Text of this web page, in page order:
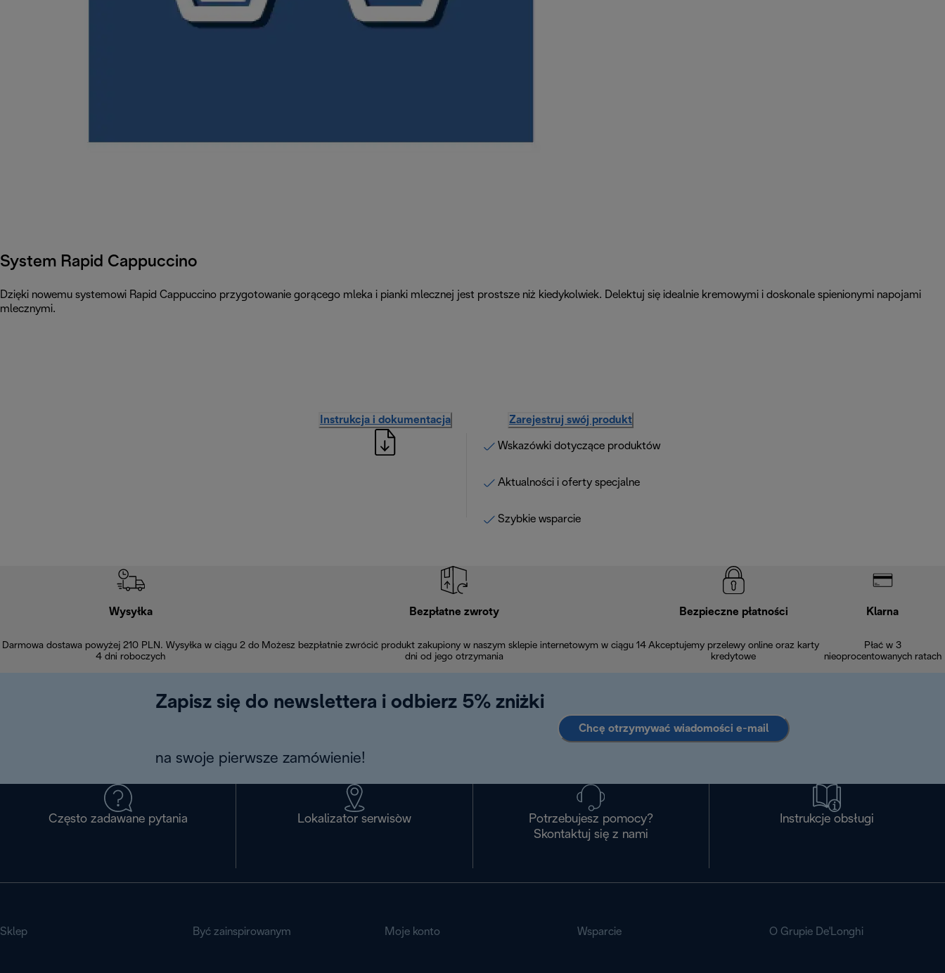
System Rapid Cappuccino
Dzięki nowemu systemowi Rapid Cappuccino przygotowanie gorącego mleka i pianki mlecznej jest prostsze niż kiedykolwiek. Delektuj się idealnie kremowymi i doskonale spienionymi napojami
mlecznymi.
Instrukcja i dokumentacja Zarejestruj swój produkt
Wskazówki dotyczące produktów
Aktualności i oferty specjalne
Szybkie wsparcie
Wysyłka
Darmowa dostawa powyżej 210 PLN. Wysyłka w ciągu 2 do
4 dni roboczych
Bezpłatne zwroty
Możesz bezpłatnie zwrócić produkt zakupiony w naszym sklepie internetowym w ciągu 14
dni od jego otrzymania
Bezpieczne płatności
Akceptujemy przelewy online oraz karty
kredytowe
Klarna
Płać w 3
nieoprocentowanych ratach
Zapisz się do newslettera i odbierz 5% zniżki
na swoje pierwsze zamówienie!
Chcę otrzymywać wiadomości e-mail
Często zadawane pytania Lokalizator serwisòw
Potrzebujesz pomocy?
Skontaktuj się z nami
Instrukcje obsługi
Sklep Być zainspirowanym Moje konto Wsparcie O Grupie De'Longhi